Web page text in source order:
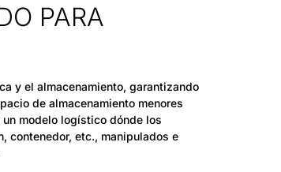
PARA
y el almacenamiento, garantizando
de almacenamiento menores
modelo logístico dónde los
contenedor, etc., manipulados e